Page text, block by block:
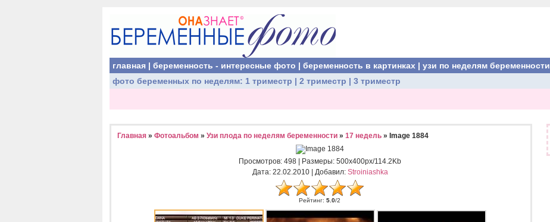
главная | беременность - интересные фото | беременность в картинках | узи по неделям беременности
фото беременных по неделям: 1 триместр | 2 триместр | 3 триместр
Главная » Фотоальбом » Узи плода по неделям беременности » 17 недель » Image 1884
Просмотров: 498 | Размеры: 500x400px/114.2Kb
Дата: 22.02.2010 | Добавил: Stroiniashka
Рейтинг: 5.0/2